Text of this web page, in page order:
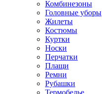
Комбинезоны
Головные уборы
Жилеты
Костюмы
Куртки
Носки
Перчатки
Плащи
Ремни
Рубашки
Термобелье